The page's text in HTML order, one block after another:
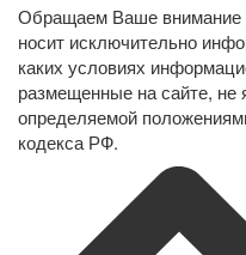
Обращаем Ваше внимание
носит исключительно
каких условиях
размещенные на сайте, не
определяемой
кодекса РФ.